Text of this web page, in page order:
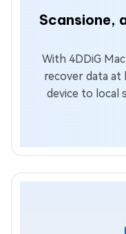
Scansione,
With 4DDiG
recover data
device to local